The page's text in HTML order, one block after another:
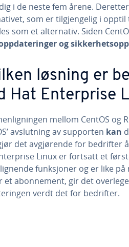
i de neste fem årene.
som er tilgjengelig i
som et alternativ. Siden
og
løsning er
Hat Enterprise
mellom CentOS og
avslutning av supporten kan
det avgjørende for bedrifter
Linux er fortsatt et
funksjoner og er like på
et abonnement, gir det
verdt det for bedrifter.